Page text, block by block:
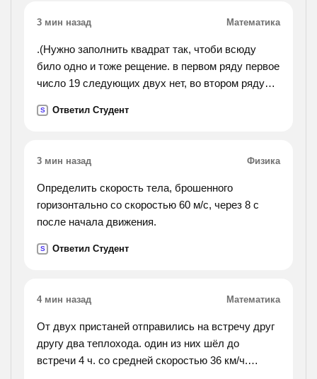
3 мин назад Математика
.(Нужно заполнить квадрат так, чтоби всюду
било одно и тоже рещение. в первом ряду первое
число 19 следующих двух нет, во втором ряду
третьем ряду тоже нет первого числа, а второе
S Ответил Студент
3 мин назад Физика
Определить скорость тела, брошенного
горизонтально со скоростью 60 м/с, через 8 с
после начала движения.
S Ответил Студент
4 мин назад Математика
От двух пристаней отправились на встречу друг
другу два теплохода. один из них шёл до
встречи 4 ч. со средней скоростью 36 км/ч.